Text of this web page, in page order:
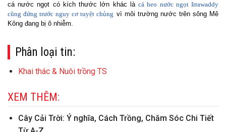
cá nước ngọt có kích thước lớn khác làcá heo nước ngọt Irrawaddy
cũng đứng trước nguy cơ tuyệt chủng vì môi trường nước trên sông Mê
Kông đang bị ô nhiễm.
Phân loại tin:
Khai thác & Nuôi trồng TS
XEM THÊM:
Cây Cải Trời: Ý nghĩa, Cách Trồng, Chăm Sóc Chi Tiết